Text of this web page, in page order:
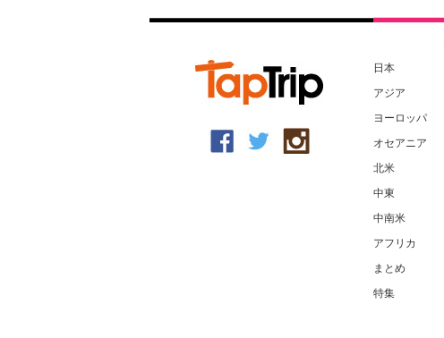
日本
アジア
ヨーロッパ
オセアニア
北米
中東
中南米
アフリカ
まとめ
特集